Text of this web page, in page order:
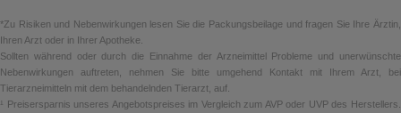
*Zu Risiken und Nebenwirkungen lesen Sie die Packungsbeilage und fragen Sie Ihre Ärztin,
Ihren Arzt oder in Ihrer Apotheke.
Sollten während oder durch die Einnahme der Arzneimittel Probleme und unerwünschte
Nebenwirkungen auftreten, nehmen Sie bitte umgehend Kontakt mit Ihrem Arzt, bei
Tierarzneimitteln mit dem behandelnden Tierarzt, auf.
¹ Preisersparnis unseres Angebotspreises im Vergleich zum AVP oder UVP des Herstellers.